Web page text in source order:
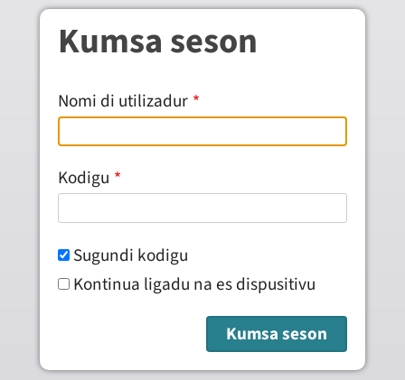
Skip to main content
Kumsa seson
Nomi di utilizadur
Kodigu
Sugundi kodigu
Kontinua ligadu na es dispusitivu